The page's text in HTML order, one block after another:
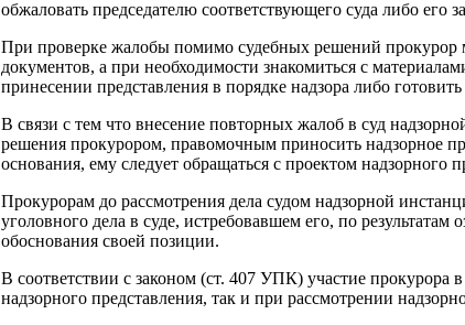
обжаловать председателю соответствующего суда либо его
При проверке жалобы помимо судебных решений прокурор
документов, а при необходимости знакомиться с
принесении представления в порядке надзора либо
В связи с тем что внесение повторных жалоб в суд
решения прокурором, правомочным приносить надзорное
основания, ему следует обращаться с проектом надзорного
Прокурорам до рассмотрения дела судом надзорной
уголовного дела в суде, истребовавшем его, по результатам
обоснования своей позиции.
В соответствии с законом (ст. 407 УПК) участие прокурора
надзорного представления, так и при рассмотрении